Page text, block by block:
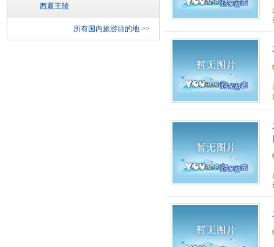
西夏王陵
所有国内旅游目的地 >>